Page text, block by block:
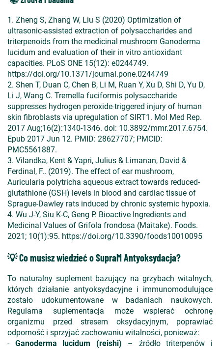
1. Zheng S, Zhang W, Liu S (2020) Optimization of
ultrasonic-assisted extraction of polysaccharides and
triterpenoids from the medicinal mushroom Ganoderma
lucidum and evaluation of their in vitro antioxidant
capacities. PLoS ONE 15(12): e0244749.
https://doi.org/10.1371/journal.pone.0244749
2. Shen T, Duan C, Chen B, Li M, Ruan Y, Xu D, Shi D, Yu D,
Li J, Wang C. Tremella fuciformis polysaccharide
suppresses hydrogen peroxide-triggered injury of human
skin fibroblasts via upregulation of SIRT1. Mol Med Rep.
2017 Aug;16(2):1340-1346. doi: 10.3892/mmr.2017.6754.
Epub 2017 Jun 12. PMID: 28627707; PMCID:
PMC5561887.
3. Vilandka, Kent & Yapri, Julius & Limanan, David &
Ferdinal, F.. (2019). The effect of ear mushroom,
Auricularia polytricha aqueous extract towards reduced-
glutathione (GSH) levels in blood and cardiac tissue of
Sprague-Dawley rats induced by chronic systemic hypoxia.
4. Wu J-Y, Siu K-C, Geng P. Bioactive Ingredients and
Medicinal Values of Grifola frondosa (Maitake). Foods.
2021; 10(1):95. https://doi.org/10.3390/foods10010095
💡 Co musisz wiedzieć o SupraM Antyoksydacja?
To naturalny suplement bazujący na grzybach witalnych,
których działanie antyoksydacyjne i immunomodulujące
zostało udokumentowane w badaniach naukowych.
Regularna suplementacja może wspierać ochronę
organizmu przed stresem oksydacyjnym, poprawiać
odporność i sprzyjać zachowaniu witalności, ponieważ:
- Ganoderma lucidum (reishi) – źródło triterpenów i